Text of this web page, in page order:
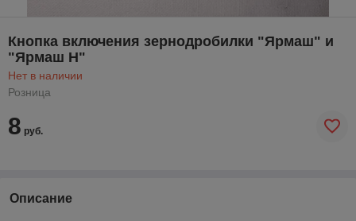
Кнопка включения зернодробилки "Ярмаш" и
"Ярмаш Н"
Нет в наличии
Розница
8 руб.
Описание